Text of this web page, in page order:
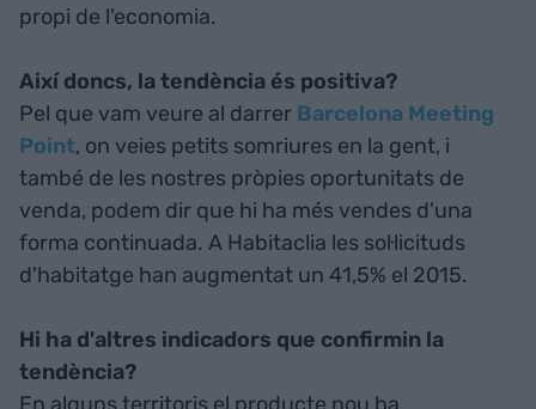
propi de l'economia.
Així doncs, la tendència és positiva?
Pel que vam veure al darrer Barcelona Meeting
Point, on veies petits somriures en la gent, i
també de les nostres pròpies oportunitats de
venda, podem dir que hi ha més vendes d'una
forma continuada. A Habitaclia les sol·licituds
d'habitatge han augmentat un 41,5% el 2015.
Hi ha d'altres indicadors que confirmin la
tendència?